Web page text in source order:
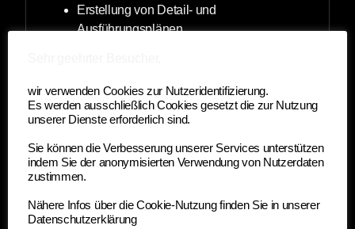
Erstellung von Detail- und
Ausführungsplänen
Machbarkeits- und
Variantenuntersuchungen
Tragwerks­planung
Die Tragwerksplanung und Statik im Hochbau
bildet bereits in der Entwurfsphase die
wir verwenden Cookies zur Nutzeridentifizierung.
Es werden ausschließlich Cookies gesetzt die zur Nutzung
unserer Dienste erforderlich sind.
Sie können die Verbesserung unserer Services unterstützen
indem Sie der anonymisierten Verwendung von Nutzerdaten
zustimmen.
Nähere Infos über die Cookie-Nutzung finden Sie in unserer
Datenschutzerklärung